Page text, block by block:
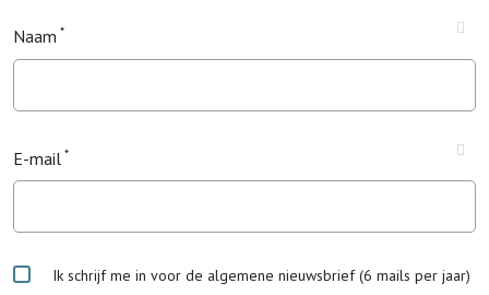
Naam
E-mail
Ik schrijf me in voor de algemene nieuwsbrief (6 mails per jaar)